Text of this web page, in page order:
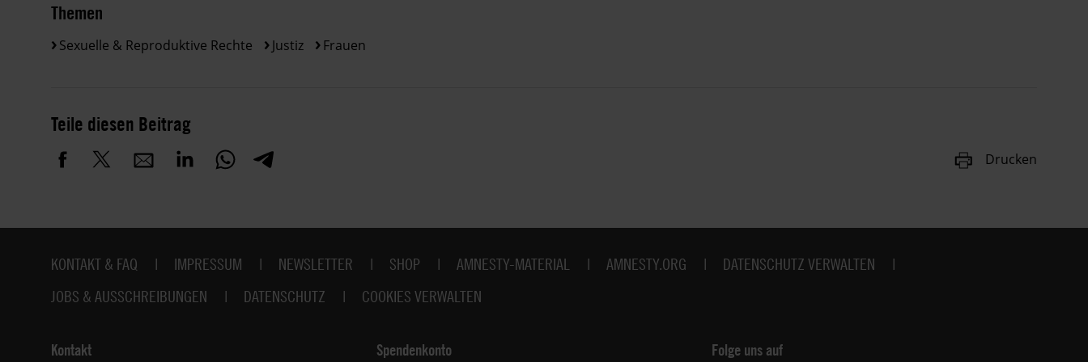
Themen
Sexuelle & Reproduktive Rechte Justiz Frauen
Teile diesen Beitrag
Drucken
Fußbereich
KONTAKT & FAQ IMPRESSUM NEWSLETTER SHOP AMNESTY-MATERIAL AMNESTY.ORG
DATENSCHUTZ VERWALTEN
JOBS & AUSSCHREIBUNGEN
DATENSCHUTZ COOKIES VERWALTEN
Kontakt Spendenkonto Folge uns auf